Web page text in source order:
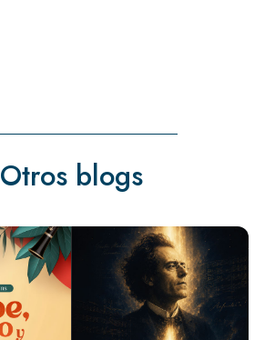
Otros blogs